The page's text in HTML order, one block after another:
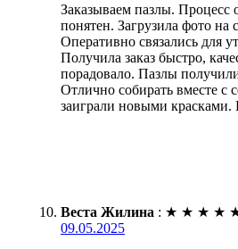
Заказываем пазлы. Процесс
понятен. Загрузила фото на
Оперативно связались для
Получила заказ быстро,
порадовало. Пазлы
Отлично собирать вместе с
заиграли новыми
Веста Жилина : ★ ★ ★ ★
09.05.2025